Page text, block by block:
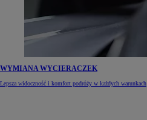
WYMIANA WYCIERACZEK
Lepsza widoczność i komfort podróży w każdych warunkach